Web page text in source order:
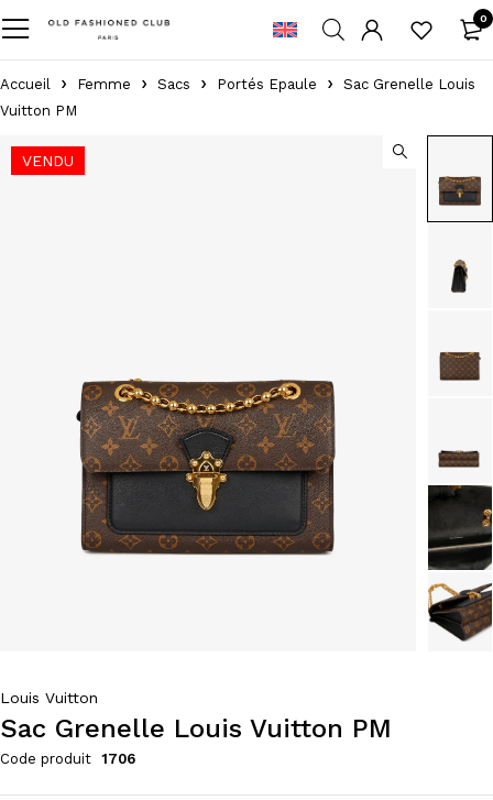
0
Accueil Femme Sacs Portés Epaule
Sac Grenelle Louis
Vuitton PM
VENDU
Louis Vuitton
Sac Grenelle Louis Vuitton PM
Code produit 1706